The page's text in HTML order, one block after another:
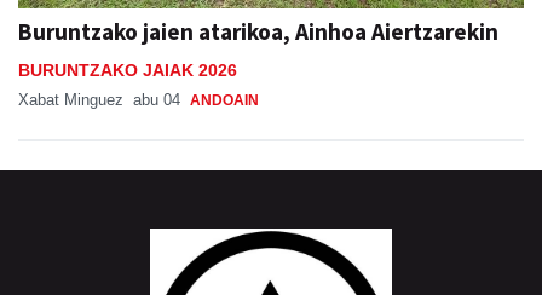
Buruntzako jaien atarikoa, Ainhoa Aiertzarekin
BURUNTZAKO JAIAK 2026
Xabat Minguez abu 04 ANDOAIN